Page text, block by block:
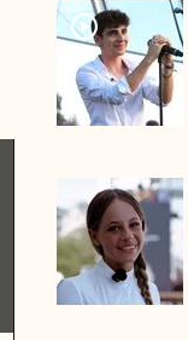
player2